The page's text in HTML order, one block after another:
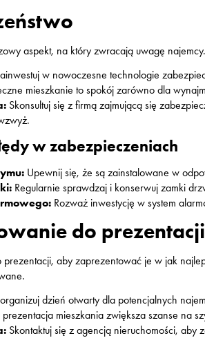
aspekt, na który zwracają uwagę
w nowoczesne technologie
mieszkanie to spokój zarówno dla
Skonsultuj się z firmą zajmującą się
w zabezpieczeniach
Upewnij się, że są zainstalowane w
Regularnie sprawdzaj i konserwuj zamki
Rozważ inwestycję w system
do prezentacji
prezentacji, aby zaprezentować je w jak
dzień otwarty dla potencjalnych
mieszkania zwiększa szanse na
Skontaktuj się z agencją nieruchomości,